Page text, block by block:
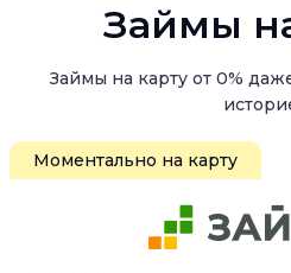
Займы
Займы на карту от 0%
Моментально на карту